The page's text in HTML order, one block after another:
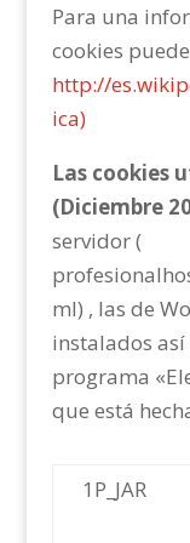
Para una
cookies
http://
ica)
Las cookies
(Diciembre
servidor (
ml) , las de
instalados así
programa
que está
1P_JAR